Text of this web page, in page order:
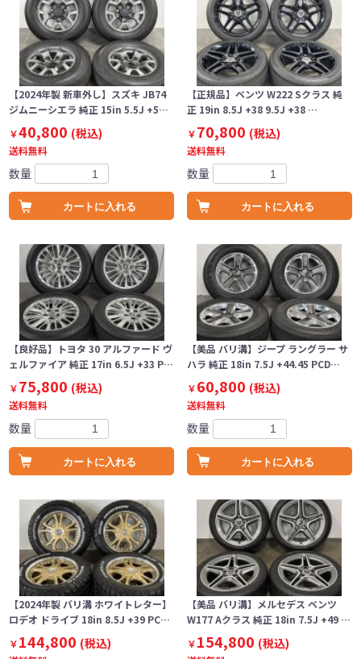
【2024年製 新車外し】スズキ JB74
ジムニーシエラ 純正 15in 5.5J +5…
￥40,800 (税込)
送料無料
数量
カートに入れる
【正規品】ベンツ W222 Sクラス 純
正 19in 8.5J +38 9.5J +38 …
￥70,800 (税込)
送料無料
数量
カートに入れる
【良好品】トヨタ 30 アルファード ヴ
ェルファイア 純正 17in 6.5J +33 P…
￥75,800 (税込)
送料無料
数量
カートに入れる
【美品 バリ溝】ジープ ラングラー サ
ハラ 純正 18in 7.5J +44.45 PCD…
￥60,800 (税込)
送料無料
数量
カートに入れる
【2024年製 バリ溝 ホワイトレター】
ロデオ ドライブ 18in 8.5J +39 PC…
￥144,800 (税込)
【美品 バリ溝】メルセデス ベンツ
W177 Aクラス 純正 18in 7.5J +49 …
￥154,800 (税込)